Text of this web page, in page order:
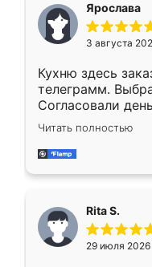
Ярослава
3 августа
Кухню здесь
телеграмм.
Согласовали
недели кухня
довольны
мебель за
Читать полностью
Rita S.
29 июля 2026